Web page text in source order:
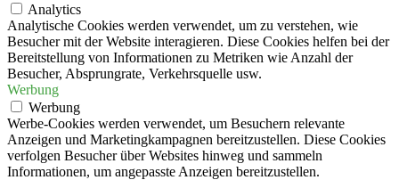
Analytics
Analytische Cookies werden verwendet, um zu verstehen, wie
Besucher mit der Website interagieren. Diese Cookies helfen bei der
Bereitstellung von Informationen zu Metriken wie Anzahl der
Besucher, Absprungrate, Verkehrsquelle usw.
Werbung
Werbung
Werbe-Cookies werden verwendet, um Besuchern relevante
Anzeigen und Marketingkampagnen bereitzustellen. Diese Cookies
verfolgen Besucher über Websites hinweg und sammeln
Informationen, um angepasste Anzeigen bereitzustellen.